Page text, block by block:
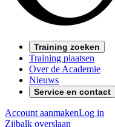
Training zoeken
Training plaatsen
Over de Academie
Nieuws
Service en contact
Account aanmakenLog in
Zijbalk overslaan